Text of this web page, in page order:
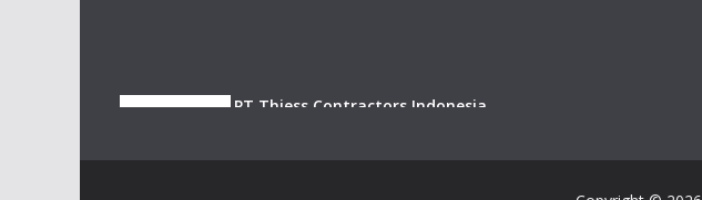
PT Saptaindra Sejati (SIS) menyediakan berbagai layanan dengan mencakup